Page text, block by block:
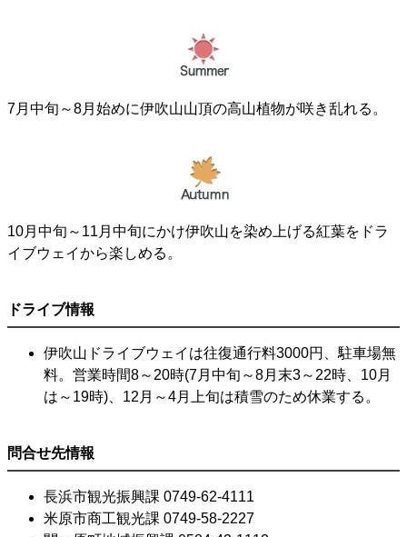
7月中旬～8月始めに伊吹山山頂の高山植物が咲き乱れる。
10月中旬～11月中旬にかけ伊吹山を染め上げる紅葉をドラ
イブウェイから楽しめる。
ドライブ情報
伊吹山ドライブウェイは往復通行料3000円、駐車場無
料。営業時間8～20時(7月中旬～8月末3～22時、10月
は～19時)、12月～4月上旬は積雪のため休業する。
問合せ先情報
長浜市観光振興課 0749-62-4111
米原市商工観光課 0749-58-2227